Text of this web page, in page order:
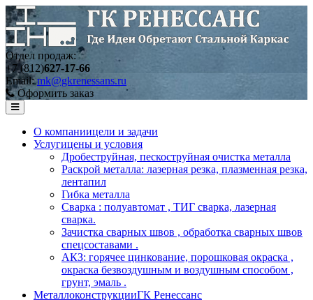
Отдел продаж:
+7 (812)627-17-66
Email:mk@gkrenessans.ru
Оформить заказ
О компаниицели и задачи
Услугицены и условия
Дробеструйная, пескоструйная очистка металла
Раскрой металла: лазерная резка, плазменная резка,
лентапил
Гибка металла
Сварка : полуавтомат , ТИГ сварка, лазерная
сварка.
Зачистка сварных швов , обработка сварных швов
спецсоставами .
АКЗ: горячее цинкование, порошковая окраска ,
окраска безвоздушным и воздушным способом ,
грунт, эмаль .
МеталлоконструкцииГК Ренессанс